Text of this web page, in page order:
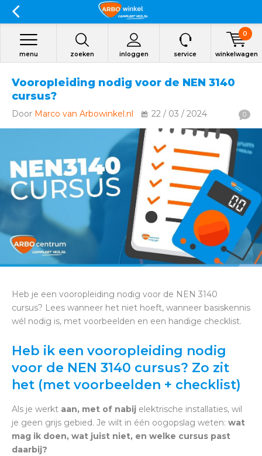
zoeken inloggen
menu service winkelwagen
0
Vooropleiding nodig voor de NEN 3140
cursus?
Door Marco van Arbowinkel.nl 22 / 03 / 2024 0
Heb je een vooropleiding nodig voor de NEN 3140
cursus? Lees wanneer het niet hoeft, wanneer basiskennis
wél nodig is, met voorbeelden en een handige checklist.
Heb ik een vooropleiding nodig
voor de NEN 3140 cursus? Zo zit
het (met voorbeelden + checklist)
Als je werkt aan, met of nabij elektrische installaties, wil
je geen grijs gebied. Je wilt in één oogopslag weten: wat
mag ik doen, wat juist niet, en welke cursus past
daarbij?